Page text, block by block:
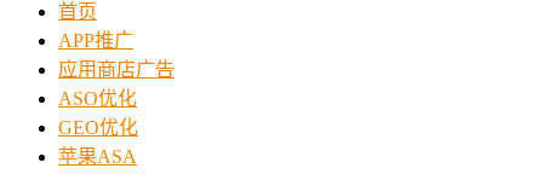
首页
APP推广
应用商店广告
ASO优化
GEO优化
苹果ASA